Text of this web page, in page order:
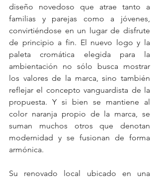
diseño novedoso que atrae tanto a
familias y parejas como a jóvenes,
convirtiéndose en un lugar de disfrute
de principio a fin. El nuevo logo y la
paleta cromática elegida para la
ambientación no sólo busca mostrar
los valores de la marca, sino también
reflejar el concepto vanguardista de la
propuesta. Y si bien se mantiene al
color naranja propio de la marca, se
suman muchos otros que denotan
modernidad y se fusionan de forma
armónica.
Su renovado local ubicado en una